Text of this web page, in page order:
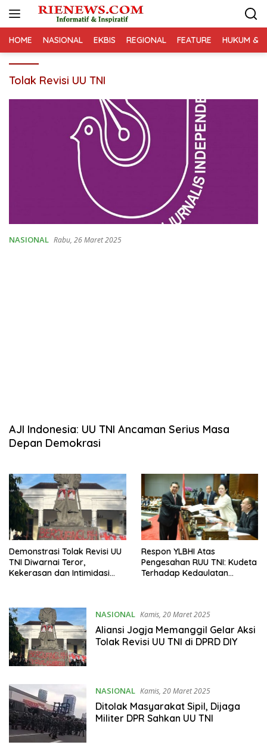
HOME NASIONAL EKBIS REGIONAL FEATURE HUKUM &
Tolak Revisi UU TNI
NASIONAL Rabu, 26 Maret 2025
AJI Indonesia: UU TNI Ancaman Serius Masa
Depan Demokrasi
Demonstrasi Tolak Revisi UU
TNI Diwarnai Teror,
Kekerasan dan Intimidasi
Respon YLBHI Atas
Pengesahan RUU TNI: Kudeta
Terhadap Kedaulatan
NASIONAL Kamis, 20 Maret 2025
Aliansi Jogja Memanggil Gelar Aksi
Tolak Revisi UU TNI di DPRD DIY
NASIONAL Kamis, 20 Maret 2025
Ditolak Masyarakat Sipil, Dijaga
Militer DPR Sahkan UU TNI